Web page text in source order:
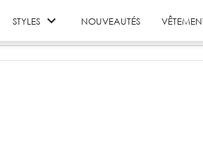
STYLES  NOUVEAUTÉS